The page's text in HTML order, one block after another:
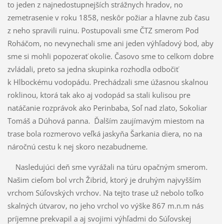
to jeden z najnedostupnejších strážnych hradov, no
zemetrasenie v roku 1858, neskôr požiar a hlavne zub času
z neho spravili ruinu. Postupovali sme ČTZ smerom Pod
Roháčom, no nevynechali sme ani jeden výhľadový bod, aby
sme si mohli popozerať okolie. Časovo sme to celkom dobre
zvládali, preto sa jedna skupinka rozhodla odbočiť
k Hlbockému vodopádu. Prechádzali sme úžasnou skalnou
roklinou, ktorá tak ako aj vodopád sa stali kulisou pre
natáčanie rozprávok ako Perinbaba, Soľ nad zlato, Sokoliar
Tomáš a Dúhová panna. Ďalším zaujímavým miestom na
trase bola rozmerovo veľká jaskyňa Šarkania diera, no na
náročnú cestu k nej skoro nezabudneme.
Nasledujúci deň sme vyrážali na túru opačným smerom.
Našim cieľom bol vrch Žibrid, ktorý je druhým najvyšším
vrchom Súľovských vrchov. Na tejto trase už nebolo toľko
skalných útvarov, no jeho vrchol vo výške 867 m.n.m nás
príjemne prekvapil a aj svojimi výhľadmi do Súľovskej